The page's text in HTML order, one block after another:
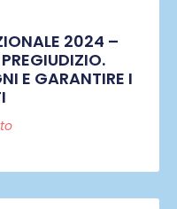
2024 –
E GARANTIRE I